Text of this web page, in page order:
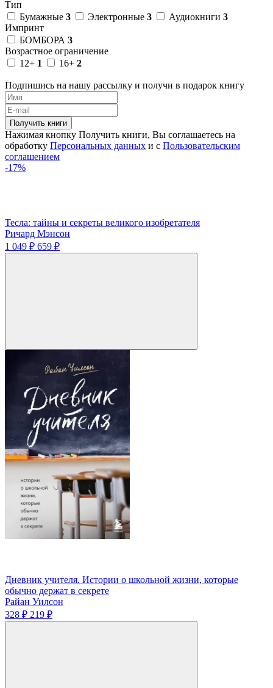
Тип
Бумажные 3 Электронные 3 Аудиокниги 3
Импринт
БОМБОРА 3
Возрастное ограничение
12+ 1 16+ 2
Подпишись на нашу рассылку и получи в подарок книгу
Получить книги
Нажимая кнопку Получить книги, Вы соглашаетесь на
обработку Персональных данных и с Пользовательским
соглашением
-17%
Тесла: тайны и секреты великого изобретателя
Ричард Мэнсон
1 049 ₽ 659 ₽
Дневник учителя. Истории о школьной жизни, которые
обычно держат в секрете
Райан Уилсон
328 ₽ 219 ₽